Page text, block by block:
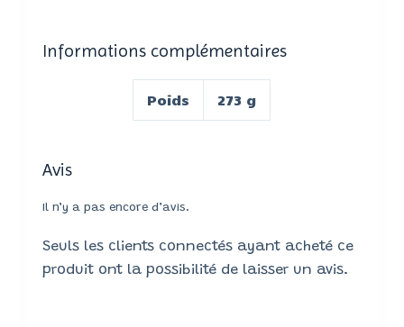
Informations complémentaires
Poids 273 g
Avis
Il n’y a pas encore d’avis.
Seuls les clients connectés ayant acheté ce
produit ont la possibilité de laisser un avis.